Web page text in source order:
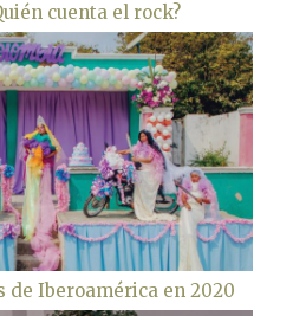
cuenta el rock?
de Iberoamérica en 2020